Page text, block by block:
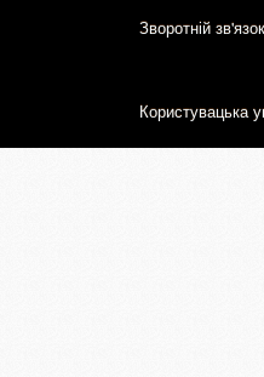
Зворотній зв'язок
Користувацька